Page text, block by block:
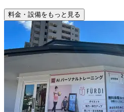
料金・設備をもっと見る